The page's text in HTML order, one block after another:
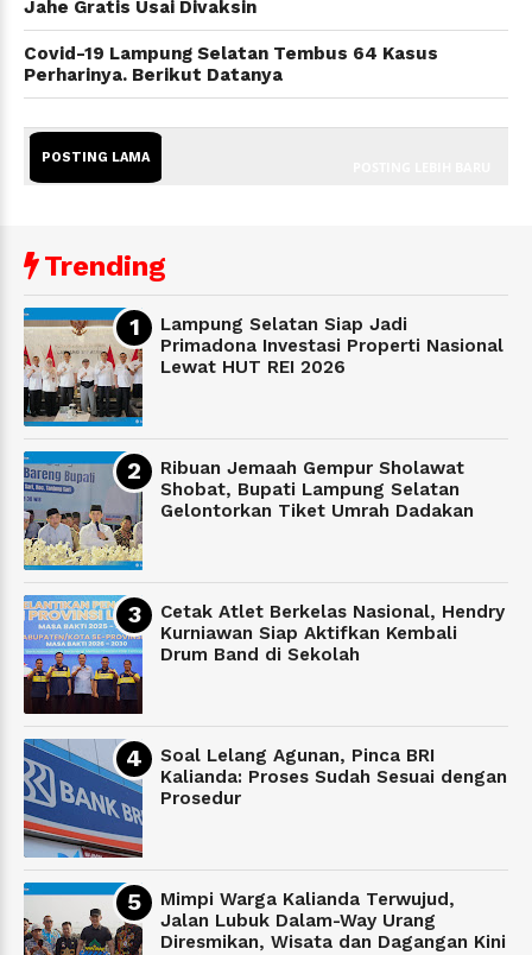
Jahe Gratis Usai Divaksin
Covid-19 Lampung Selatan Tembus 64 Kasus
Perharinya. Berikut Datanya
POSTING LAMA
Trending
Lampung Selatan Siap Jadi
Primadona Investasi Properti Nasional
Lewat HUT REI 2026
Ribuan Jemaah Gempur Sholawat
Shobat, Bupati Lampung Selatan
Gelontorkan Tiket Umrah Dadakan
Cetak Atlet Berkelas Nasional, Hendry
Kurniawan Siap Aktifkan Kembali
Drum Band di Sekolah
Soal Lelang Agunan, Pinca BRI
Kalianda: Proses Sudah Sesuai dengan
Prosedur
Mimpi Warga Kalianda Terwujud,
Jalan Lubuk Dalam-Way Urang
Diresmikan, Wisata dan Dagangan Kini